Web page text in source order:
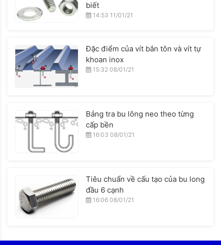
biết
14:53 11/01/21
Đặc điểm của vít bắn tôn và vít tự
khoan inox
15:32 08/01/21
Bảng tra bu lông neo theo từng
cấp bền
16:03 08/01/21
Tiêu chuẩn về cấu tạo của bu long
đầu 6 cạnh
16:06 08/01/21